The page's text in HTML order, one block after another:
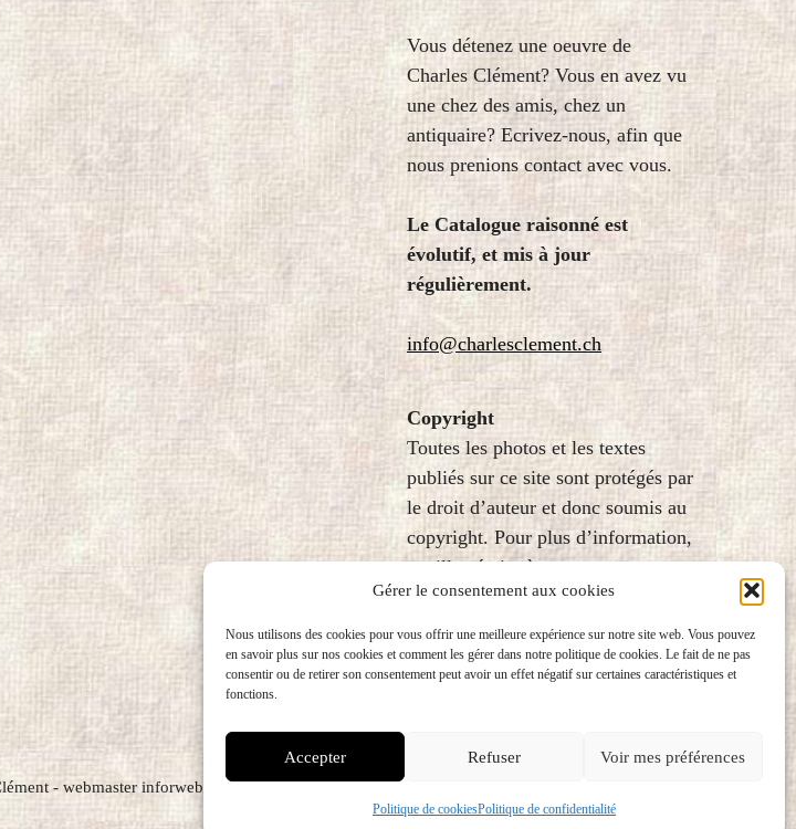
Gérer le consentement aux cookies
Nous utilisons des cookies pour vous offrir une meilleure expérience sur notre site web. Vous pouvez
en savoir plus sur nos cookies et comment les gérer dans notre politique de cookies. Le fait de ne pas
consentir ou de retirer son consentement peut avoir un effet négatif sur certaines caractéristiques et
fonctions.
Accepter Refuser Voir mes préférences
Politique de cookiesPolitique de confidentialité
Vous détenez une oeuvre de
Charles Clément? Vous en avez vu
une chez des amis, chez un
antiquaire? Ecrivez-nous, afin que
nous prenions contact avec vous.
Le Catalogue raisonné est
évolutif, et mis à jour
régulièrement.
info@charlesclement.ch
Copyright
Toutes les photos et les textes
publiés sur ce site sont protégés par
le droit d’auteur et donc soumis au
copyright. Pour plus d’information,
veuillez écrire à
fondation@charlesclement.ch
- webmaster inforweb.ch